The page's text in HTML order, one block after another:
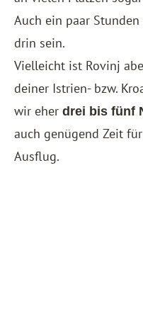
Auch ein paar
drin sein.
Vielleicht ist Rovinj
deiner Istrien- bzw.
wir eher drei bis fünf
auch genügend Zeit
Ausflug.